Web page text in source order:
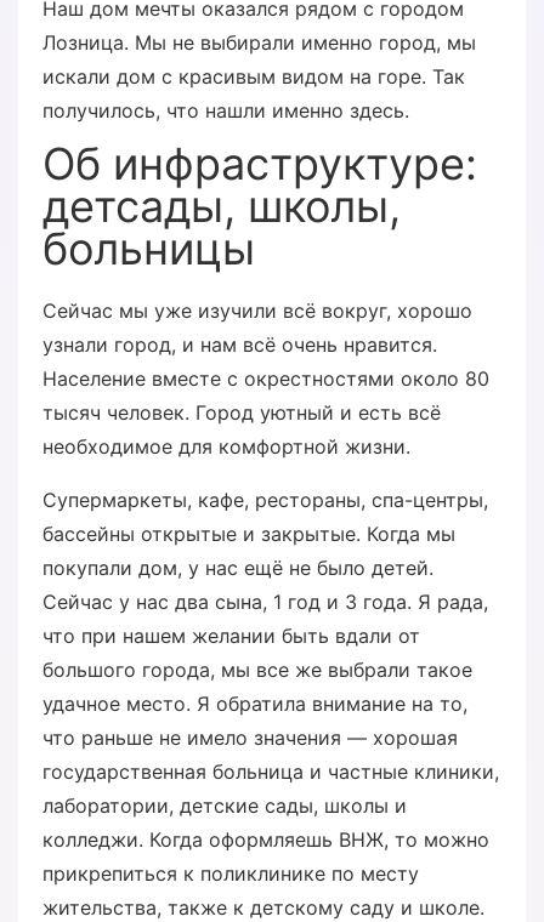
Наш дом мечты оказался рядом с городом
Лозница. Мы не выбирали именно город, мы
искали дом с красивым видом на горе. Так
получилось, что нашли именно здесь.
Об инфраструктуре:
детсады, школы,
больницы
Сейчас мы уже изучили всё вокруг, хорошо
узнали город, и нам всё очень нравится.
Население вместе с окрестностями около 80
тысяч человек. Город уютный и есть всё
необходимое для комфортной жизни.
Супермаркеты, кафе, рестораны, спа-центры,
бассейны открытые и закрытые. Когда мы
покупали дом, у нас ещё не было детей.
Сейчас у нас два сына, 1 год и 3 года. Я рада,
что при нашем желании быть вдали от
большого города, мы все же выбрали такое
удачное место. Я обратила внимание на то,
что раньше не имело значения — хорошая
государственная больница и частные клиники,
лаборатории, детские сады, школы и
колледжи. Когда оформляешь ВНЖ, то можно
прикрепиться к поликлинике по месту
жительства, также к детскому саду и школе.